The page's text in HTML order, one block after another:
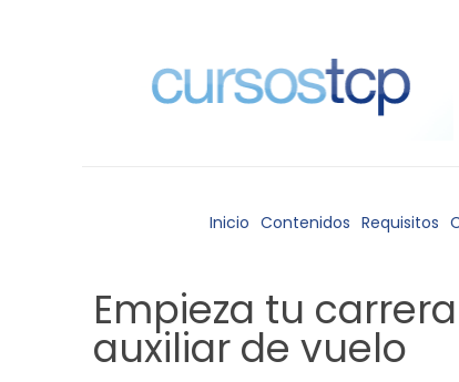
Inicio Contenidos Requisitos
Empieza tu
auxiliar de vuelo